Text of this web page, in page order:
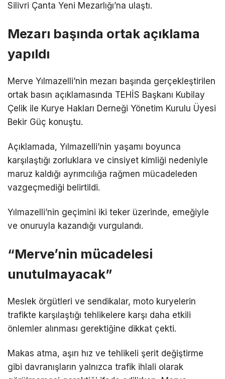
Silivri Çanta Yeni Mezarlığı’na ulaştı.
Mezarı başında ortak açıklama
yapıldı
Merve Yılmazelli’nin mezarı başında gerçekleştirilen
ortak basın açıklamasında TEHİS Başkanı Kubilay
Çelik ile Kurye Hakları Derneği Yönetim Kurulu Üyesi
Bekir Güç konuştu.
Açıklamada, Yılmazelli’nin yaşamı boyunca
karşılaştığı zorluklara ve cinsiyet kimliği nedeniyle
maruz kaldığı ayrımcılığa rağmen mücadeleden
vazgeçmediği belirtildi.
Yılmazelli’nin geçimini iki teker üzerinde, emeğiyle
ve onuruyla kazandığı vurgulandı.
“Merve’nin mücadelesi
unutulmayacak”
Meslek örgütleri ve sendikalar, moto kuryelerin
trafikte karşılaştığı tehlikelere karşı daha etkili
önlemler alınması gerektiğine dikkat çekti.
Makas atma, aşırı hız ve tehlikeli şerit değiştirme
gibi davranışların yalnızca trafik ihlali olarak